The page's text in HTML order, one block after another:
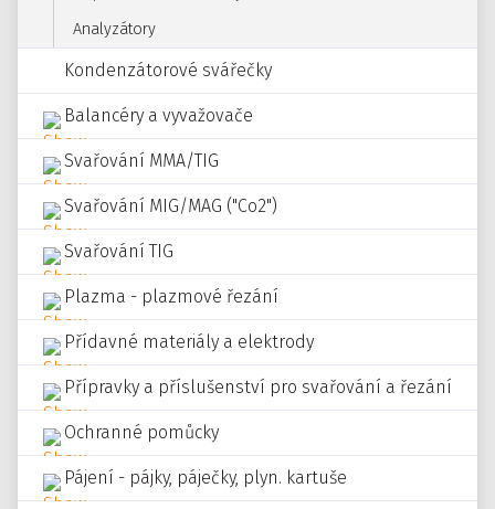
Analyzátory
Kondenzátorové svářečky
Balancéry a vyvažovače
Svařování MMA/TIG
Svařování MIG/MAG ("Co2")
Svařování TIG
Plazma - plazmové řezání
Přídavné materiály a elektrody
Přípravky a příslušenství pro svařování a řezání
Ochranné pomůcky
Pájení - pájky, páječky, plyn. kartuše